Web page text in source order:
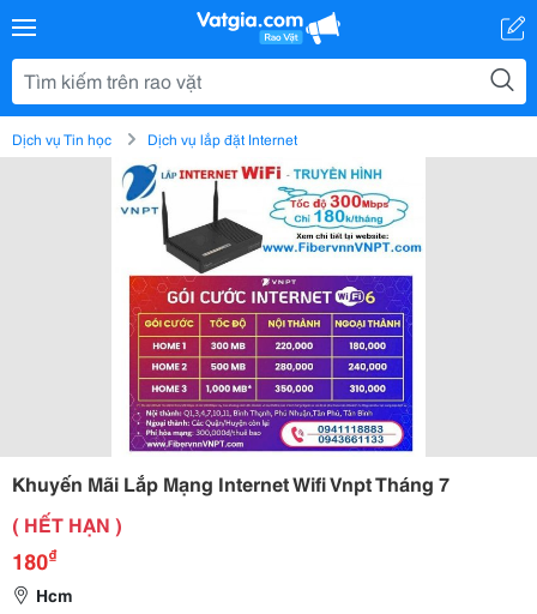
Dịch vụ Tin học Dịch vụ lắp đặt Internet
Khuyến Mãi Lắp Mạng Internet Wifi Vnpt Tháng 7
( HẾT HẠN )
180₫
Hcm